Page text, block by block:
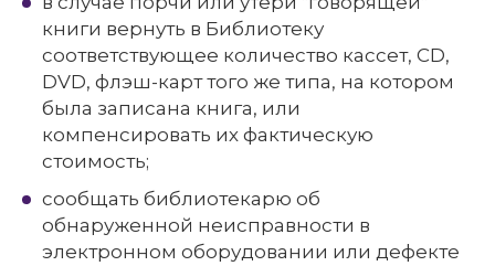
книги вернуть в Библиотеку
соответствующее количество кассет, СD,
DVD, флэш-карт того же типа, на котором
была записана книга, или
компенсировать их фактическую
стоимость;
сообщать библиотекарю об
обнаруженной неисправности в
электронном оборудовании или дефекте